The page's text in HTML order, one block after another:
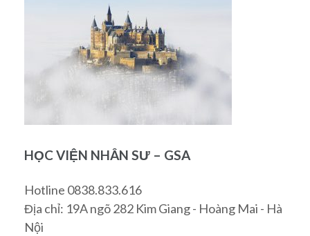
HỌC VIỆN NHÂN SƯ – GSA
Hotline 0838.833.616
Địa chỉ: 19A ngõ 282 Kim Giang - Hoàng Mai - Hà
Nội